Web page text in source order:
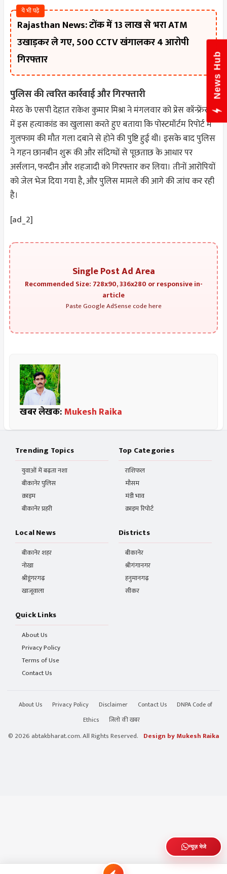
ये भी पढ़े
Rajasthan News: टोंक में 13 लाख से भरा ATM
उखाड़कर ले गए, 500 CCTV खंगालकर 4 आरोपी
गिरफ्तार
पुलिस की त्वरित कार्रवाई और गिरफ्तारी
मेरठ के एसपी देहात राकेश कुमार मिश्रा ने मंगलवार को प्रेस कॉन्फ्रेंस
में इस हत्याकांड का खुलासा करते हुए बताया कि पोस्टमॉर्टम रिपोर्ट में
गुलफाम की मौत गला दबाने से होने की पुष्टि हुई थी। इसके बाद पुलिस
ने गहन छानबीन शुरू की और संदिग्धों से पूछताछ के आधार पर
अर्सलान, फरदीन और शहजादी को गिरफ्तार कर लिया। तीनों आरोपियों
को जेल भेज दिया गया है, और पुलिस मामले की आगे की जांच कर रही
है।
[ad_2]
Single Post Ad Area
Recommended Size: 728x90, 336x280 or responsive in-
article
Paste Google AdSense code here
खबर लेखक: Mukesh Raika
Trending Topics
युवाओं में बढ़ता नशा
बीकानेर पुलिस
क्राइम
बीकानेर प्रहरी
Top Categories
राशिफल
मौसम
मंडी भाव
क्राइम रिपोर्ट
Local News
बीकानेर शहर
नोखा
श्रीडूंगरगढ़
खाजूवाला
Districts
बीकानेर
श्रीगंगानगर
हनुमानगढ़
सीकर
Quick Links
About Us
Privacy Policy
Terms of Use
Contact Us
About Us Privacy Policy Disclaimer Contact Us
DNPA Code of
Ethics
जिलो की खबर
© 2026 abtakbharat.com. All Rights Reserved. Design by Mukesh Raika
न्यूज़ भेजे
News Hub